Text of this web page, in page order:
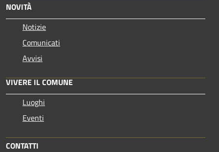
NOVITÀ
Notizie
Comunicati
Avvisi
VIVERE IL COMUNE
Luoghi
Eventi
CONTATTI